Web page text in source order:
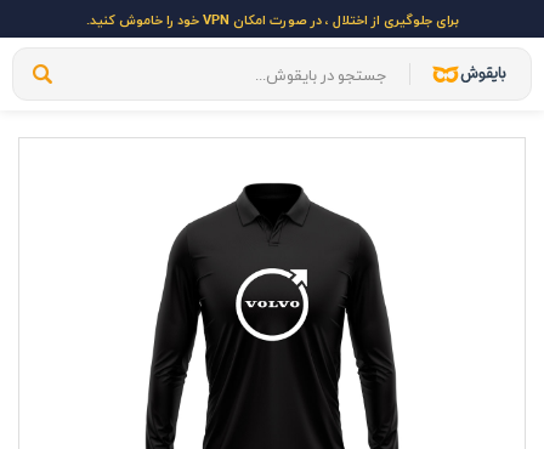
برای جلوگیری از اختلال ، در صورت امکان VPN خود را خاموش کنید.